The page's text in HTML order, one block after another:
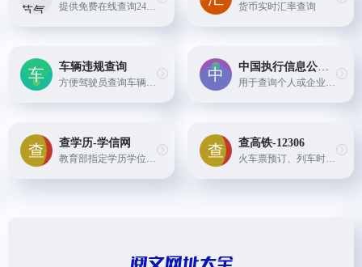
提供免费在线查询24节气 货币实时汇率查询
车辆违规查询
方便驾驶员查询车辆违章记录。
中国执行信息公开网
用于查询个人或企业的失信被执行记录，帮助了解合作对象的信用状况。
查学历-学信网
教育部指定学历学位查询网站，可以查询高等教育学历证书信息。
查高铁-12306
火车票预订、列车时刻表及余票查询服务网站。